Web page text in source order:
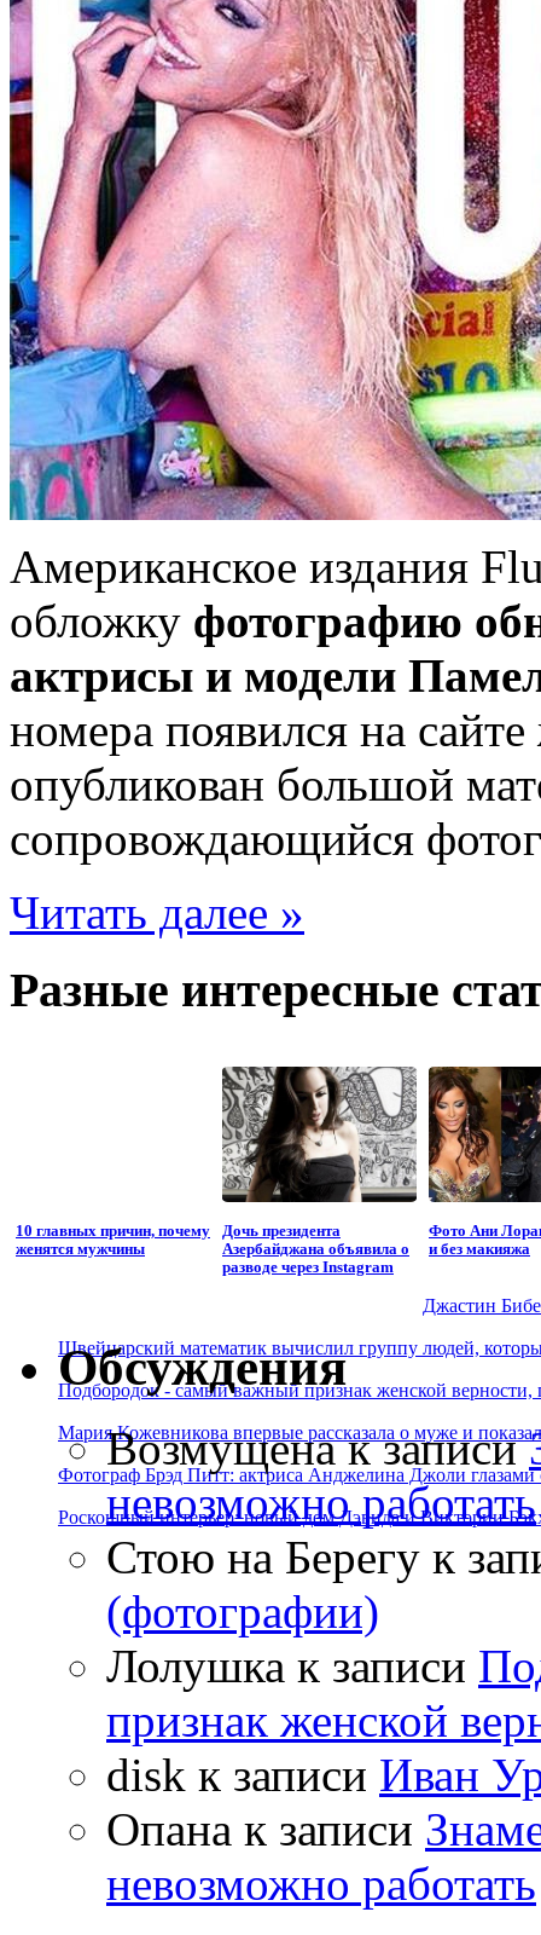
Американское издания
обложку фотографию
актрисы и модели
номера появился на
опубликован большой
сопровождающийся
Читать далее »
Разные интересные
10 главных причин, почему
женятся мужчины
Дочь президента
Азербайджана объявила о
разводе через Instagram
Фото Ани
и без макияжа
Джастин
Швейцарский математик вычислил группу людей,
Подбородок - самый важный признак женской
Мария Кожевникова впервые рассказала о муже и
Фотограф Брэд Питт: актриса Анджелина Джоли глазами
Роскошный интерьер: новый дом Дэвида и Виктории
Обсуждения
Возмущенак записи
невозможно работать
Стою на Берегу к
(фотографии)
Лолушка к записи
признак женской
disk к записи Иван
Опана к записи
невозможно работать